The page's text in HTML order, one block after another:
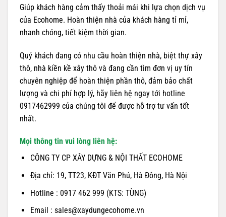
Giúp khách hàng cảm thấy thoải mái khi lựa chọn dịch vụ
của Ecohome. Hoàn thiện nhà của khách hàng tỉ mỉ,
nhanh chóng, tiết kiệm thời gian.
Quý khách đang có nhu cầu hoàn thiện nhà, biệt thự xây
thô, nhà kiền kề xây thô và đang cần tìm đơn vị uy tín
chuyên nghiệp để hoàn thiện phần thô, đảm bảo chất
lượng và chi phí hợp lý, hãy liên hệ ngay tới hotline
0917462999 của chúng tôi để được hỗ trợ tư vấn tốt
nhất.
Mọi thông tin vui lòng liên hệ:
CÔNG TY CP XÂY DỰNG & NỘI THẤT ECOHOME
Địa chỉ: 19, TT23, KĐT Văn Phú, Hà Đông, Hà Nội
Hotline : 0917 462 999 (KTS: TÙNG)
Email : sales@xaydungecohome.vn